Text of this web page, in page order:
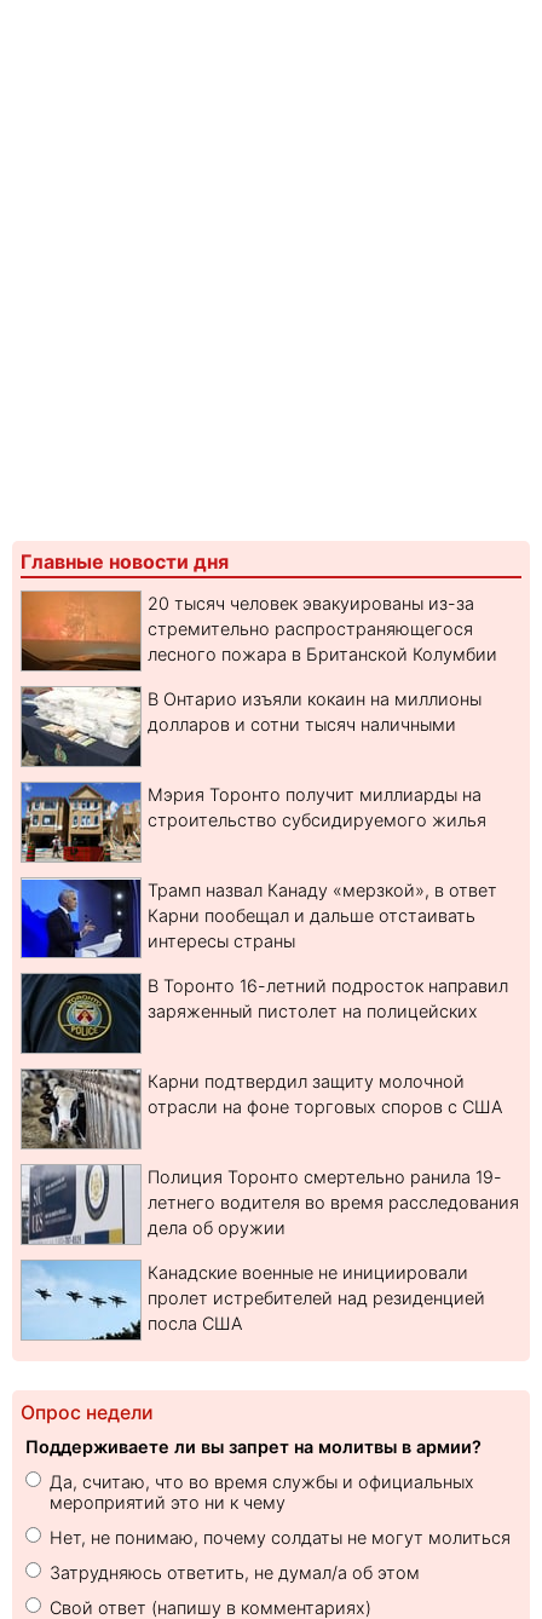
Главные новости дня
20 тысяч человек эвакуированы из-за
стремительно распространяющегося
лесного пожара в Британской Колумбии
В Онтарио изъяли кокаин на миллионы
долларов и сотни тысяч наличными
Мэрия Торонто получит миллиарды на
строительство субсидируемого жилья
Трамп назвал Канаду «мерзкой», в ответ
Карни пообещал и дальше отстаивать
интересы страны
В Торонто 16-летний подросток направил
заряженный пистолет на полицейских
Карни подтвердил защиту молочной
отрасли на фоне торговых споров с США
Полиция Торонто смертельно ранила 19-
летнего водителя во время расследования
дела об оружии
Канадские военные не инициировали
пролет истребителей над резиденцией
посла США
Опрос недели
Поддерживаете ли вы запрет на молитвы в армии?
Да, считаю, что во время службы и официальных
мероприятий это ни к чему
Нет, не понимаю, почему солдаты не могут молиться
Затрудняюсь ответить, не думал/а об этом
Свой ответ (напишу в комментариях)